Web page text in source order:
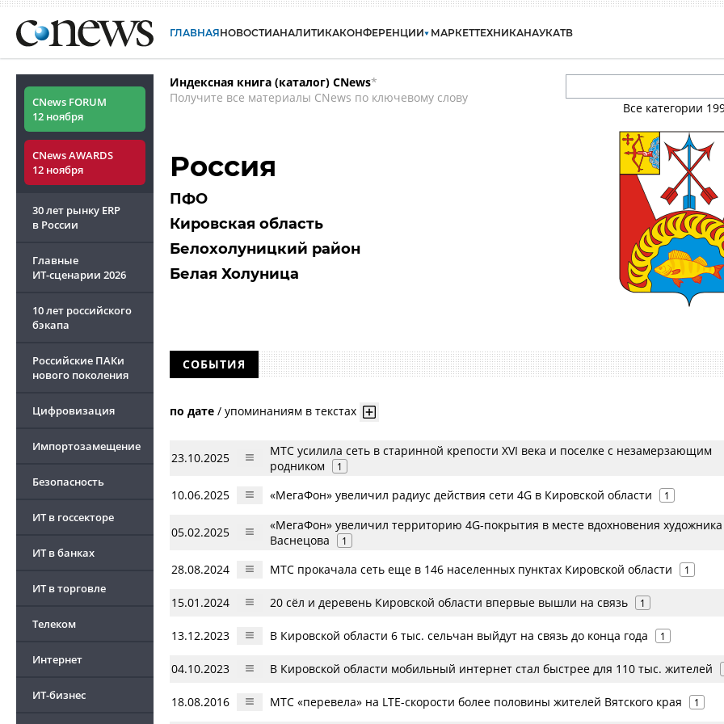
ГЛАВНАЯНОВОСТИАНАЛИТИКАКОНФЕРЕНЦИИ МАРКЕТТЕХНИКАНАУКАТВ
CNews FORUM
12 ноября
CNews AWARDS
12 ноября
30 лет рынку ERP
в России
Главные
ИТ-сценарии 2026
10 лет российского
бэкапа
Российские ПАКи
нового поколения
Цифровизация
Импортозамещение
Безопасность
ИТ в госсекторе
ИТ в банках
ИТ в торговле
Телеком
Интернет
ИТ-бизнес
Индексная книга (каталог) CNews*
Получите все материалы CNews по ключевому слову
Все категории
Россия
ПФО
Кировская область
Белохолуницкий район
Белая Холуница
СОБЫТИЯ
по дате / упоминаниям в текстах
23.10.2025
МТС усилила сеть в старинной крепости XVI века и поселке с незамерзающим
родником
1
10.06.2025 «МегаФон» увеличил радиус действия сети 4G в Кировской области 1
05.02.2025
«МегаФон» увеличил территорию 4G-покрытия в месте вдохновения художника
Васнецова
1
28.08.2024 МТС прокачала сеть еще в 146 населенных пунктах Кировской области 1
15.01.2024 20 сёл и деревень Кировской области впервые вышли на связь 1
13.12.2023 В Кировской области 6 тыс. сельчан выйдут на связь до конца года 1
04.10.2023 В Кировской области мобильный интернет стал быстрее для 110 тыс. жителей
18.08.2016 МТС «перевела» на LTE-скорости более половины жителей Вятского края 1